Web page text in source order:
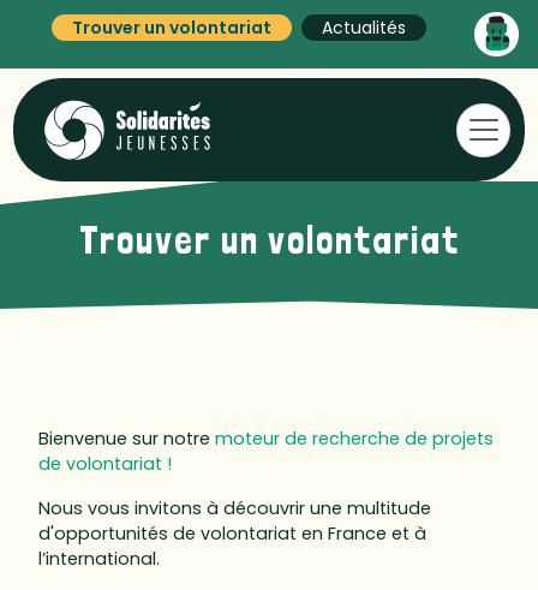
Trouver un volontariat Actualités
Trouver un volontariat
Bienvenue sur notre moteur de recherche de projets
de volontariat !
Nous vous invitons à découvrir une multitude
d'opportunités de volontariat en France et à
l’international.